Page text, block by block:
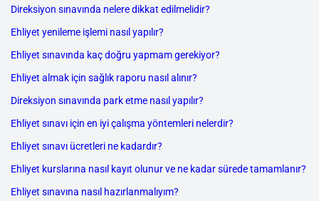
Direksiyon sınavında nelere dikkat edilmelidir?
Ehliyet yenileme işlemi nasıl yapılır?
Ehliyet sınavında kaç doğru yapmam gerekiyor?
Ehliyet almak için sağlık raporu nasıl alınır?
Direksiyon sınavında park etme nasıl yapılır?
Ehliyet sınavı için en iyi çalışma yöntemleri nelerdir?
Ehliyet sınavı ücretleri ne kadardır?
Ehliyet kurslarına nasıl kayıt olunur ve ne kadar sürede tamamlanır?
Ehliyet sınavına nasıl hazırlanmalıyım?